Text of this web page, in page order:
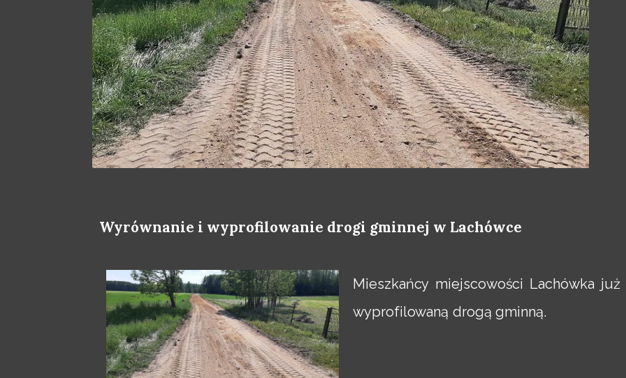
Wyrównanie i wyprofilowanie drogi gminnej w Lachówce
Mieszkańcy miejscowości Lachówka
wyprofilowaną drogą gminną.